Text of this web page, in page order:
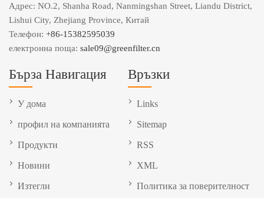
Адрес: NO.2, Shanha Road, Nanmingshan Street, Liandu District,
Lishui City, Zhejiang Province, Китай
Телефон: +86-15382595039
електронна поща: sale09@greenfilter.cn
Бърза Навигация
У дома
профил на компанията
Продукти
Новини
Изтегли
Връзки
Links
Sitemap
RSS
XML
Политика за поверителност